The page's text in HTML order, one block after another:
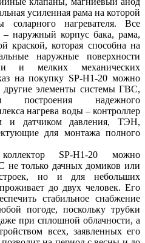
усиленная рама на которой
соларного нагревателя. Все
– наружный корпус бака, рама,
краской, которая способна на
наружные поверхности
и мелких механических
на покупку SP-H1-20 можно
другие элементы системы ГВС,
надежного
нагрева воды – контроллер
и датчиком давления, ТЭН,
для монтажа полного
SP-H1-20 можно
не только дачных домиков или
но и для небольших
до двух человек. Его
стабильное снабжение
погоде, поскольку трубки
при сплошной облачности, а
всех, заявленных его